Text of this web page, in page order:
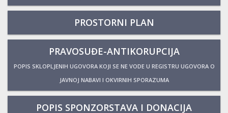
PROSTORNI PLAN
PRAVOSUĐE-ANTIKORUPCIJA
POPIS SKLOPLJENIH UGOVORA KOJI SE NE VODE U REGISTRU UGOVORA O
JAVNOJ NABAVI I OKVIRNIH SPORAZUMA
POPIS SPONZORSTAVA I DONACIJA